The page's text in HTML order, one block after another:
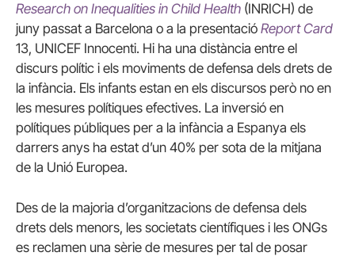
Research on Inequalities in Child Health (INRICH) de
juny passat a Barcelona o a la presentació Report Card
13, UNICEF Innocenti. Hi ha una distància entre el
discurs polític i els moviments de defensa dels drets de
la infància. Els infants estan en els discursos però no en
les mesures polítiques efectives. La inversió en
polítiques públiques per a la infància a Espanya els
darrers anys ha estat d’un 40% per sota de la mitjana
de la Unió Europea.
Des de la majoria d’organitzacions de defensa dels
drets dels menors, les societats científiques i les ONGs
es reclamen una sèrie de mesures per tal de posar